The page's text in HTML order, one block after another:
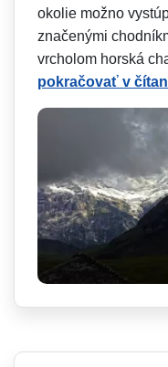
okolie možno
značenými
vrcholom horská
pokračovať v